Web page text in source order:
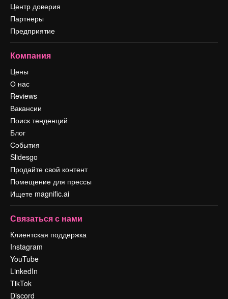
Центр доверия
Партнеры
Предприятие
Компания
Цены
О нас
Reviews
Вакансии
Поиск тенденций
Блог
События
Slidesgo
Продайте свой контент
Помещение для прессы
Ищете magnific.ai
Связаться с нами
Клиентская поддержка
Instagram
YouTube
LinkedIn
TikTok
Discord